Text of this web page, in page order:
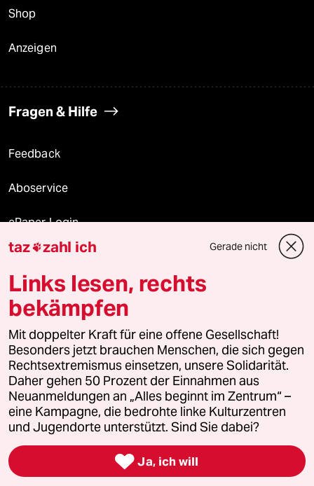
Shop
Anzeigen
Fragen & Hilfe
Feedback
Aboservice
ePaper Login
Downloads für Abonnierende
© 2026 taz Verlags und Vertriebs GmbH
Alle Rechte vorbehalten. Bei rechtlichen Fragen oder für Genehmigungen
wenden Sie sich bitte an
lizenzen@taz.de
Feedback Redaktionsstatut Kommune-Richtlinien
Leitlinie Informant Datenschutz Impressum AGB
Seitenwende Einwilligungen widerrufen (Ads)
taz zahl ich Gerade nicht
Links lesen, rechts
bekämpfen
Mit doppelter Kraft für eine offene Gesellschaft!
Besonders jetzt brauchen Menschen, die sich gegen
Rechtsextremismus einsetzen, unsere Solidarität.
Daher gehen 50 Prozent der Einnahmen aus
Neuanmeldungen an „Alles beginnt im Zentrum“ –
eine Kampagne, die bedrohte linke Kulturzentren
und Jugendorte unterstützt. Sind Sie dabei?
 Ja, ich will